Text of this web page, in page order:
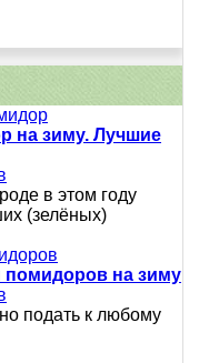
на зиму. Лучшие
в этом году
(зелёных)
помидоров на зиму
подать к любому